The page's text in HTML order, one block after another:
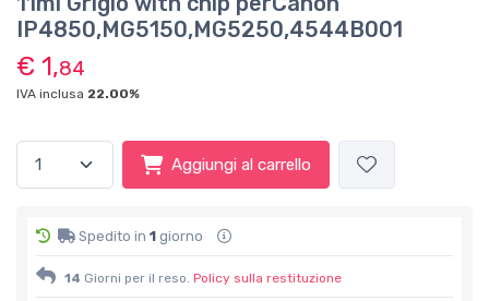
IP4850,MG5150,MG5250,4544B001
€ 1,84
IVA inclusa 22.00%
Aggiungi al carrello
Spedito in 1 giorno
14 Giorni per il reso. Policy sulla restituzione